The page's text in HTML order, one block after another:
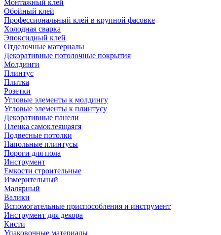
Монтажный клей
Обойный клей
Профессиональный клей в крупной фасовке
Холодная сварка
Эпоксидный клей
Отделочные материалы
Декоративные потолочные покрытия
Молдинги
Плинтус
Плитка
Розетки
Угловые элементы к молдингу
Угловые элементы к плинтусу
Декоративные панели
Пленка самоклеящаяся
Подвесные потолки
Напольные плинтусы
Пороги для пола
Инструмент
Емкости строительные
Измерительный
Малярный
Валики
Вспомогательные приспособления и инструмент
Инструмент для декора
Кисти
Упаковочные материалы